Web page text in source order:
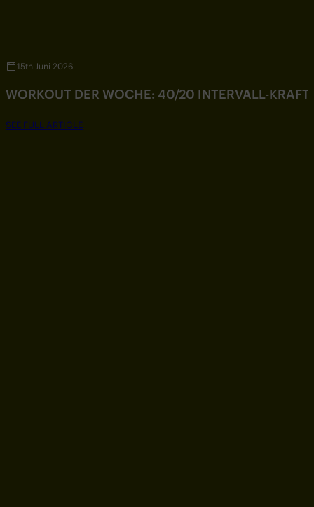
15th Juni 2026
WORKOUT DER WOCHE: 40/20 INTERVALL-
SEE FULL ARTICLE